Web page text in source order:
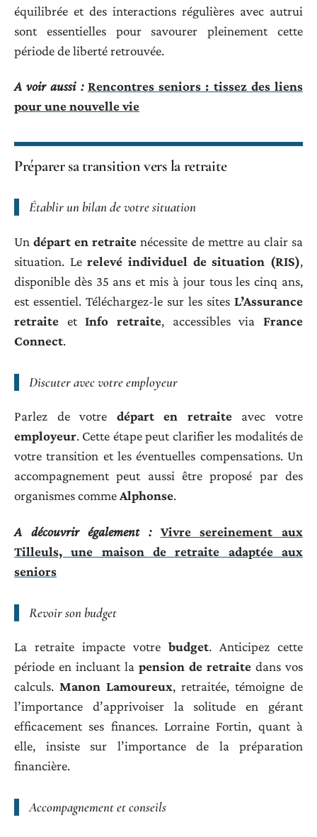
équilibrée et des interactions régulières avec autrui
sont essentielles pour savourer pleinement cette
période de liberté retrouvée.
A voir aussi : Rencontres seniors : tissez des liens
pour une nouvelle vie
Préparer sa transition vers la retraite
Établir un bilan de votre situation
Undépart en retraite nécessite de mettre au clair sa
situation. Lerelevé individuel de situation (RIS),
disponible dès 35 ans et mis à jour tous les cinq ans,
est essentiel. Téléchargez-le sur les sites L’Assurance
retraite etInfo retraite, accessibles viaFrance
Connect.
Discuter avec votre employeur
Parlez de votre départ en retraiteavec votre
employeur. Cette étape peut clarifier les modalités de
votre transition et les éventuelles compensations. Un
accompagnement peut aussi être proposé par des
organismes commeAlphonse.
A découvrir également :
Vivre sereinement aux
Tilleuls, une maison de retraite adaptée aux
seniors
Revoir son budget
La retraite impacte votre budget. Anticipez cette
période en incluant la pension de retraite dans vos
calculs. Manon Lamoureux, retraitée, témoigne de
l’importance d’apprivoiser la solitude en gérant
efficacement ses finances. Lorraine Fortin, quant à
elle, insiste sur l’importance de la préparation
financière.
Accompagnement et conseils